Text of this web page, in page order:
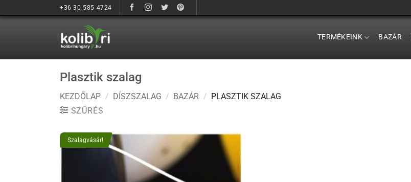
a
+36 30 585 4724
TERMÉKEINK BAZÁR
Plasztik szalag
KEZDŐLAP / DÍSZSZALAG / BAZÁR / PLASZTIK SZALAG
SZŰRÉS
Szalagvásár!